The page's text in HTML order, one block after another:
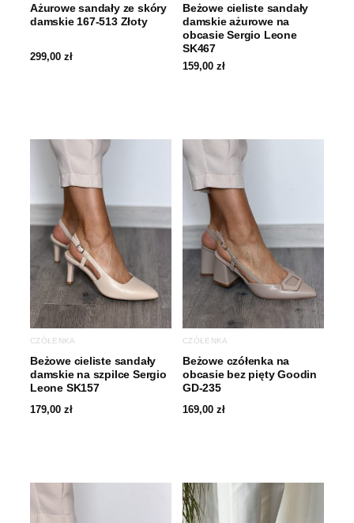
Ażurowe sandały ze skóry
damskie 167-513 Złoty
299,00 zł
Beżowe cieliste sandały
damskie ażurowe na
obcasie Sergio Leone
SK467
159,00 zł
CZÓŁENKA
Beżowe cieliste sandały
damskie na szpilce Sergio
Leone SK157
179,00 zł
CZÓŁENKA
Beżowe czółenka na
obcasie bez pięty Goodin
GD-235
169,00 zł